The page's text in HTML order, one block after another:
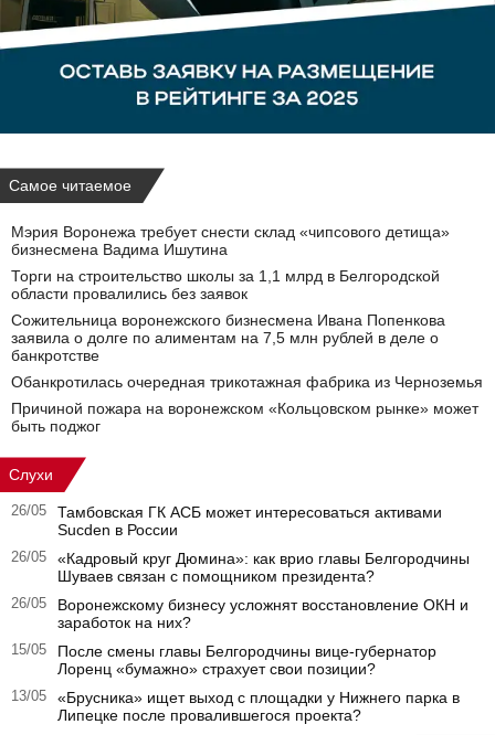
Самое читаемое
Мэрия Воронежа требует снести склад «чипсового детища»
бизнесмена Вадима Ишутина
Торги на строительство школы за 1,1 млрд в Белгородской
области провалились без заявок
Сожительница воронежского бизнесмена Ивана Попенкова
заявила о долге по алиментам на 7,5 млн рублей в деле о
банкротстве
Обанкротилась очередная трикотажная фабрика из Черноземья
Причиной пожара на воронежском «Кольцовском рынке» может
быть поджог
Слухи
26/05
Тамбовская ГК АСБ может интересоваться активами
Sucden в России
26/05
«Кадровый круг Дюмина»: как врио главы Белгородчины
Шуваев связан с помощником президента?
26/05
Воронежскому бизнесу усложнят восстановление ОКН и
заработок на них?
15/05
После смены главы Белгородчины вице-губернатор
Лоренц «бумажно» страхует свои позиции?
13/05
«Брусника» ищет выход с площадки у Нижнего парка в
Липецке после провалившегося проекта?